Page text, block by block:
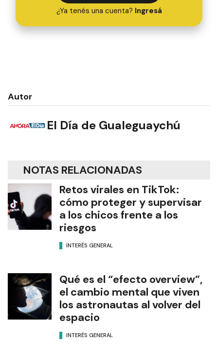
¿Ya tenés una cuenta? Ingresá
Autor
El Día de Gualeguaychú
NOTAS RELACIONADAS
Retos virales en TikTok:
cómo proteger y supervisar
a los chicos frente a los
riesgos
INTERÉS GENERAL
Qué es el “efecto overview”,
el cambio mental que viven
los astronautas al volver del
espacio
INTERÉS GENERAL